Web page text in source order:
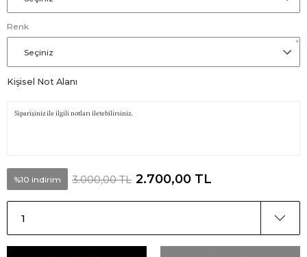
Renk
*
Kişisel Not Alanı
%10 indirim 3.000,00 TL 2.700,00 TL